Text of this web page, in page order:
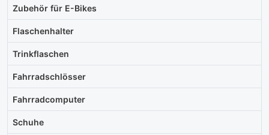
Zubehör für E-Bikes
Flaschenhalter
Trinkflaschen
Fahrradschlösser
Fahrradcomputer
Schuhe